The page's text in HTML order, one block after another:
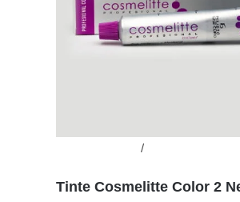
/
Tinte Cosmelitte Color 2